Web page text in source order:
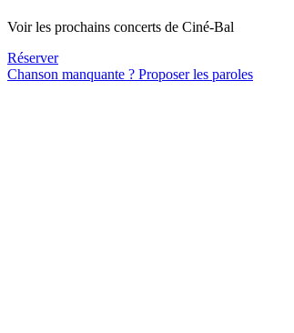
Voir les prochains concerts de Ciné-Bal
Réserver
Chanson manquante ? Proposer les paroles